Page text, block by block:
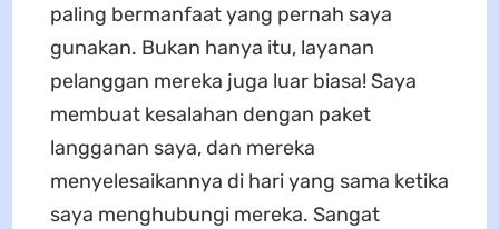
paling bermanfaat yang pernah saya
gunakan. Bukan hanya itu, layanan
pelanggan mereka juga luar biasa! Saya
membuat kesalahan dengan paket
langganan saya, dan mereka
menyelesaikannya di hari yang sama ketika
saya menghubungi mereka. Sangat